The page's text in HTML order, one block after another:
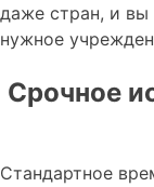
даже стран, и вы
нужное
Срочное
Стандартное